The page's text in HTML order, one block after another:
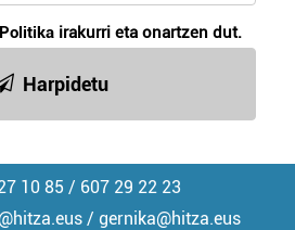
irakurri eta onartzen dut.
Harpidetu
10 85 / 607 29 22 23
/ gernika@hitza.eus